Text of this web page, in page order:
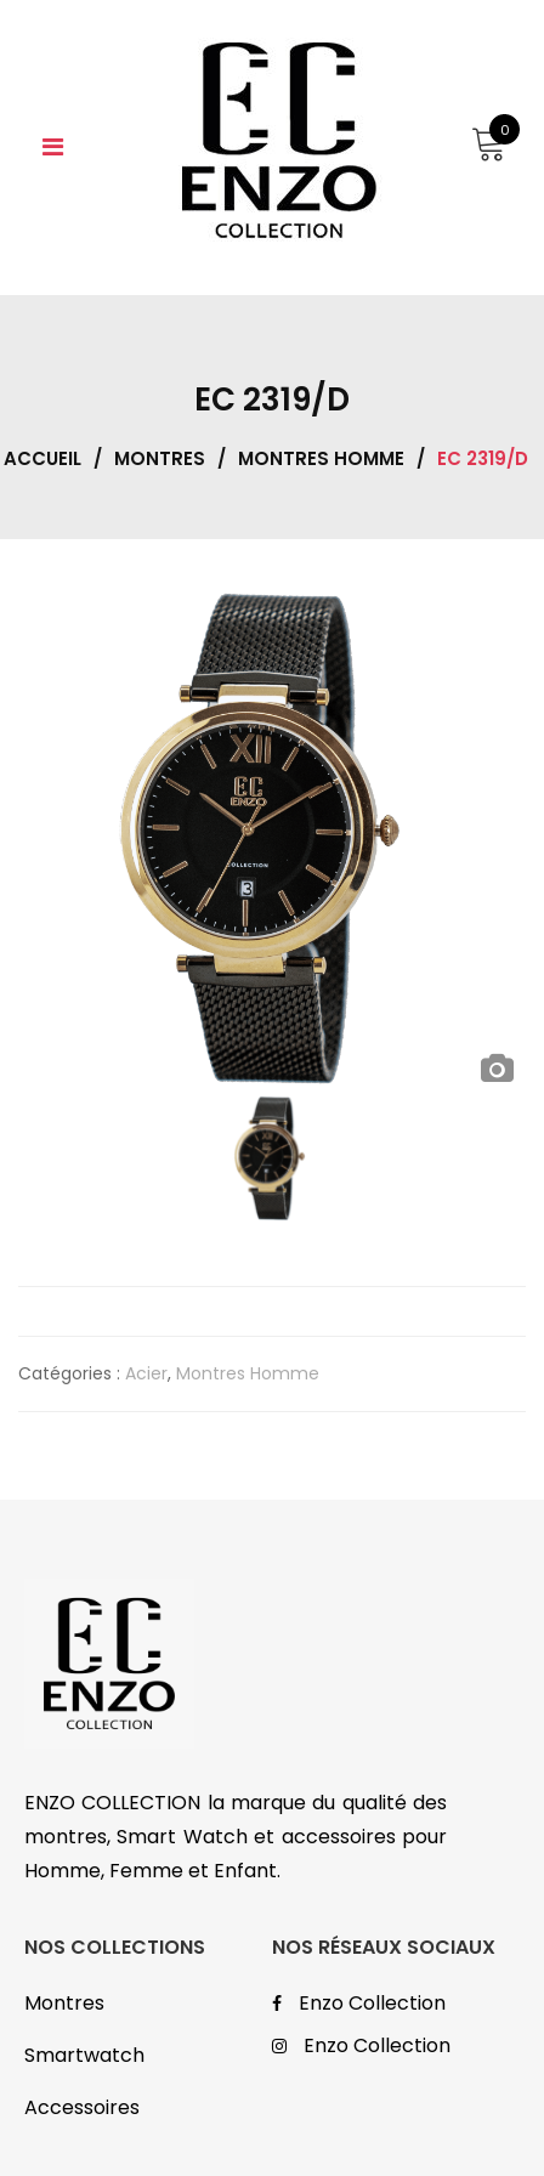
0
EC 2319/D
ACCUEIL / MONTRES / MONTRES HOMME / EC 2319/D
Catégories : Acier, Montres Homme
ENZO COLLECTION la marque du qualité des
montres, Smart Watch et accessoires pour
Homme, Femme et Enfant.
NOS COLLECTIONS
Montres
Smartwatch
Accessoires
NOS RÉSEAUX SOCIAUX
Enzo Collection
Enzo Collection